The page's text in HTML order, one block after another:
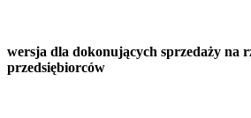
wersja dla dokonujących sprzedaży na
przedsiębiorców